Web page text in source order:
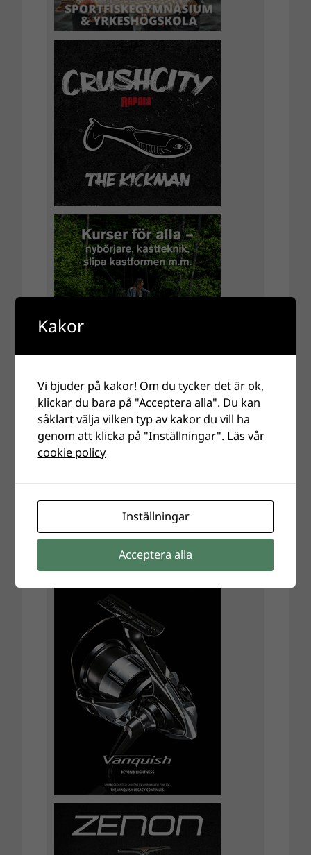
Kakor
Vi bjuder på kakor! Om du tycker det är ok,
klickar du bara på "Acceptera alla". Du kan
såklart välja vilken typ av kakor du vill ha
genom att klicka på "Inställningar". Läs vår
cookie policy
Inställningar
Acceptera alla